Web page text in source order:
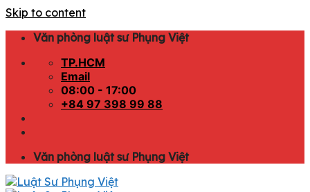
Skip to content
Văn phòng luật sư Phụng Việt
TP.HCM
Email
08:00 - 17:00
+84 97 398 99 88
Văn phòng luật sư Phụng Việt